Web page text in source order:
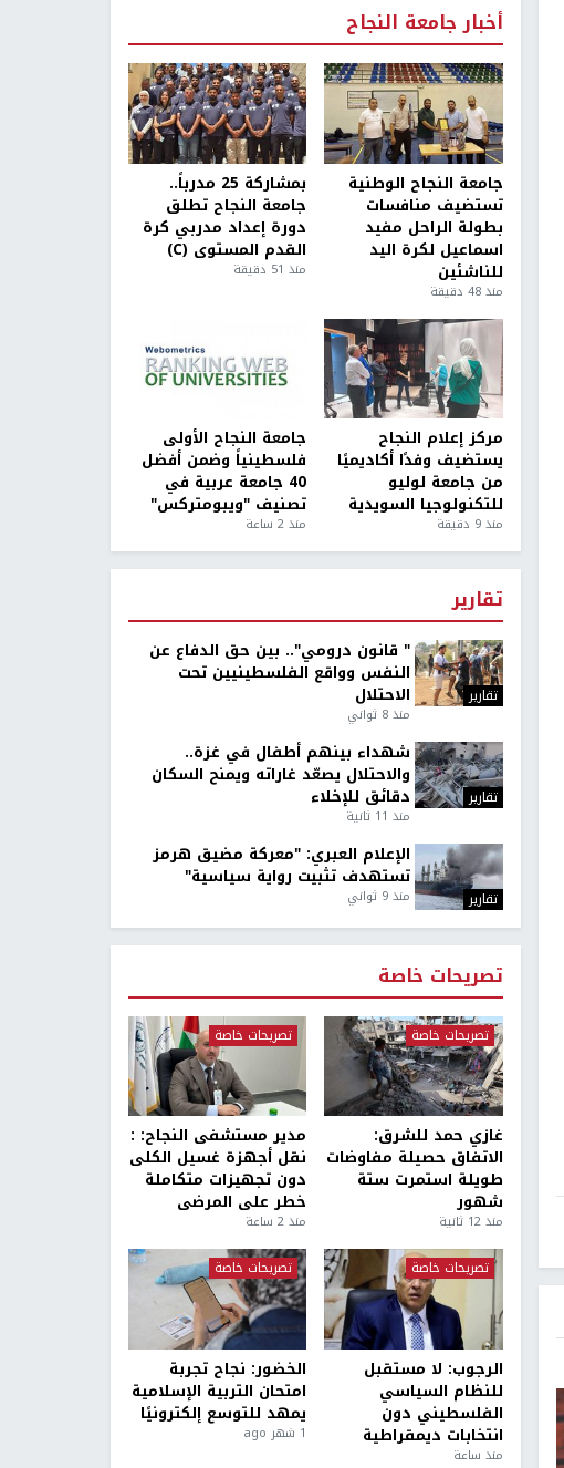
أخبار جامعة النجاح
جامعة النجاح الوطنية
تستضيف منافسات
بطولة الراحل مفيد
اسماعيل لكرة اليد
للناشئين
منذ 48 دقيقة
بمشاركة 25 مدرباً..
جامعة النجاح تطلق
دورة إعداد مدربي كرة
القدم المستوى (C)
منذ 51 دقيقة
مركز إعلام النجاح
يستضيف وفدًا أكاديميًا
من جامعة لوليو
للتكنولوجيا السويدية
منذ 9 دقيقة
جامعة النجاح الأولى
فلسطينياً وضمن أفضل
40 جامعة عربية في
تصنيف "ويبومتركس"
منذ 2 ساعة
تقارير
تقارير
" قانون درومي".. بين حق الدفاع عن
النفس وواقع الفلسطينيين تحت
الاحتلال
منذ 8 ثواني
تقارير
شهداء بينهم أطفال في غزة..
والاحتلال يصعّد غاراته ويمنح السكان
دقائق للإخلاء
منذ 11 ثانية
تقارير
الإعلام العبري: "معركة مضيق هرمز
تستهدف تثبيت رواية سياسية"
منذ 9 ثواني
تصريحات خاصة
تصريحات خاصة
غازي حمد للشرق:
الاتفاق حصيلة مفاوضات
طويلة استمرت ستة
شهور
منذ 12 ثانية
تصريحات خاصة
مدير مستشفى النجاح: :
نقل أجهزة غسيل الكلى
دون تجهيزات متكاملة
خطر على المرضى
منذ 2 ساعة
تصريحات خاصة
الرجوب: لا مستقبل
للنظام السياسي
الفلسطيني دون
انتخابات ديمقراطية
منذ ساعة
تصريحات خاصة
الخضور: نجاح تجربة
امتحان التربية الإسلامية
يمهد للتوسع إلكترونيًا
1 شهر ago